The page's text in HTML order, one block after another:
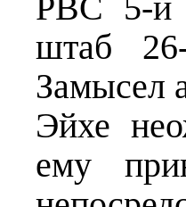
штаб
Замысел
Эйхе
ему